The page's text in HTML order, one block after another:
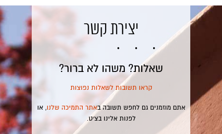
יצירת קשר
שאלות? משהו לא ברור?
קראו תשובות לשאלות נפוצות
אתם מוזמנים גם לחפש תשובה באתר התמיכה שלנו, או
לפנות אלינו בצ׳ט.